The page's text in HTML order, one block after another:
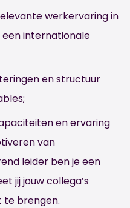
werkervaring in
internationale
en structuur
en ervaring
van
leider ben je een
jij jouw collega’s
te brengen.